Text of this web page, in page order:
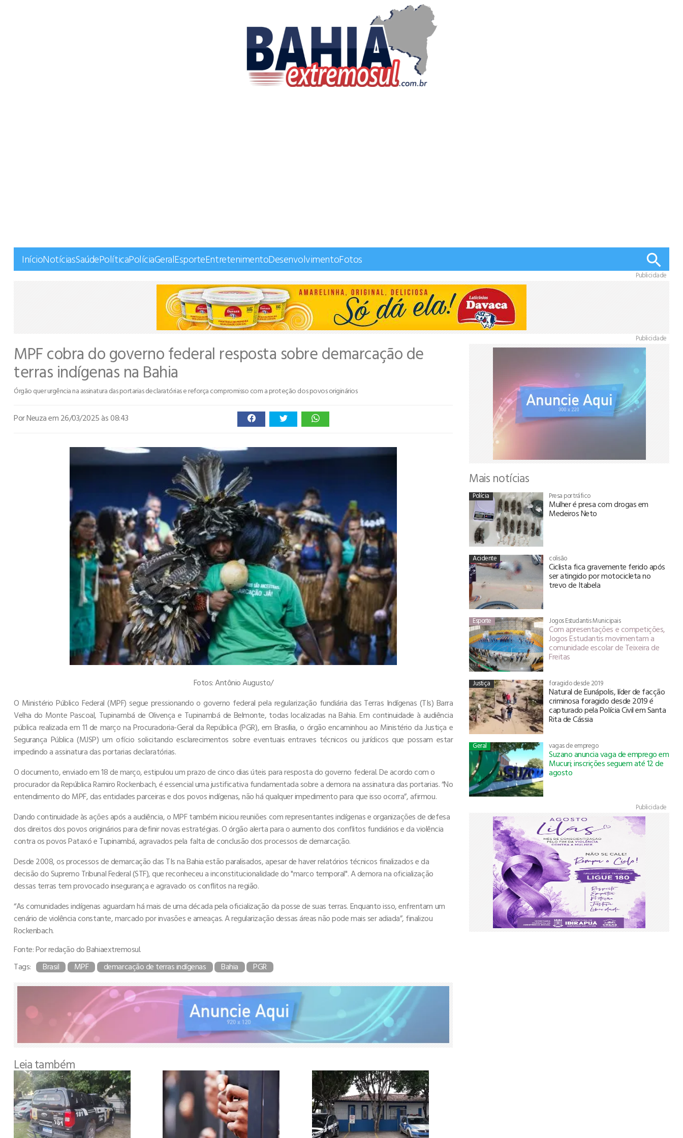
InícioNotíciasSaúdePolíticaPolíciaGeralEsporteEntretenimentoDesenvolvimentoFotos
Publicidade
MPF cobra do governo federal resposta sobre demarcação de
terras indígenas na Bahia
Órgão quer urgência na assinatura das portarias declaratórias e reforça compromisso com a proteção dos povos originários
Por Neuzaem 26/03/2025 às 08:43
Fotos: Antônio Augusto/
O Ministério Público Federal (MPF) segue pressionando o governo federal pela regularização fundiária das Terras Indígenas (TIs) Barra
Velha do Monte Pascoal, Tupinambá de Olivença e Tupinambá de Belmonte, todas localizadas na Bahia. Em continuidade à audiência
pública realizada em 11 de março na Procuradoria-Geral da República (PGR), em Brasília, o órgão encaminhou ao Ministério da Justiça e
Segurança Pública (MJSP) um ofício solicitando esclarecimentos sobre eventuais entraves técnicos ou jurídicos que possam estar
impedindo a assinatura das portarias declaratórias.
O documento, enviado em 18 de março, estipulou um prazo de cinco dias úteis para resposta do governo federal. De acordo com o
procurador da República Ramiro Rockenbach, é essencial uma justificativa fundamentada sobre a demora na assinatura das portarias. “No
entendimento do MPF, das entidades parceiras e dos povos indígenas, não há qualquer impedimento para que isso ocorra”, afirmou.
Dando continuidade às ações após a audiência, o MPF também iniciou reuniões com representantes indígenas e organizações de defesa
dos direitos dos povos originários para definir novas estratégias. O órgão alerta para o aumento dos conflitos fundiários e da violência
contra os povos Pataxó e Tupinambá, agravados pela falta de conclusão dos processos de demarcação.
Desde 2008, os processos de demarcação das TIs na Bahia estão paralisados, apesar de haver relatórios técnicos finalizados e da
decisão do Supremo Tribunal Federal (STF), que reconheceu a inconstitucionalidade do "marco temporal". A demora na oficialização
dessas terras tem provocado insegurança e agravado os conflitos na região.
“As comunidades indígenas aguardam há mais de uma década pela oficialização da posse de suas terras. Enquanto isso, enfrentam um
cenário de violência constante, marcado por invasões e ameaças. A regularização dessas áreas não pode mais ser adiada”, finalizou
Rockenbach.
Fonte: Por redação do Bahiaextremosul.
Tags:
Brasil MPF demarcação de terras indígenas Bahia PGR
Leia também
Publicidade
Mais notícias
Polícia Presa por tráfico
Mulher é presa com drogas em
Medeiros Neto
Acidente colisão
Ciclista fica gravemente ferido após
ser atingido por motocicleta no
trevo de Itabela
Esporte Jogos Estudantis Municipais
Com apresentações e competições,
Jogos Estudantis movimentam a
comunidade escolar de Teixeira de
Freitas
Justiça foragido desde 2019
Natural de Eunápolis, líder de facção
criminosa foragido desde 2019 é
capturado pela Polícia Civil em Santa
Rita de Cássia
Geral vagas de emprego
Suzano anuncia vaga de emprego em
Mucuri; inscrições seguem até 12 de
agosto
Publicidade